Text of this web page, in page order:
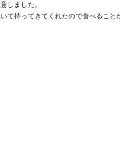
しました。
て持ってきてくれたので食べるこ